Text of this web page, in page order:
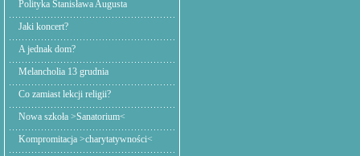
Polityka Stanisława Augusta
Jaki koncert?
A jednak dom?
Melancholia 13 grudnia
Co zamiast lekcji religii?
Nowa szkoła >Sanatorium<
Kompromitacja >charytatywności<